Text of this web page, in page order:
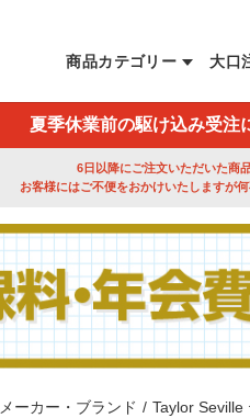
夏季休業前の駆け込み受注
6日以降にご注文いただいた商
お客様にはご不便をおかけいたしますが
メーカー・ブランド / Taylor Seville
商品カテゴリー 大口